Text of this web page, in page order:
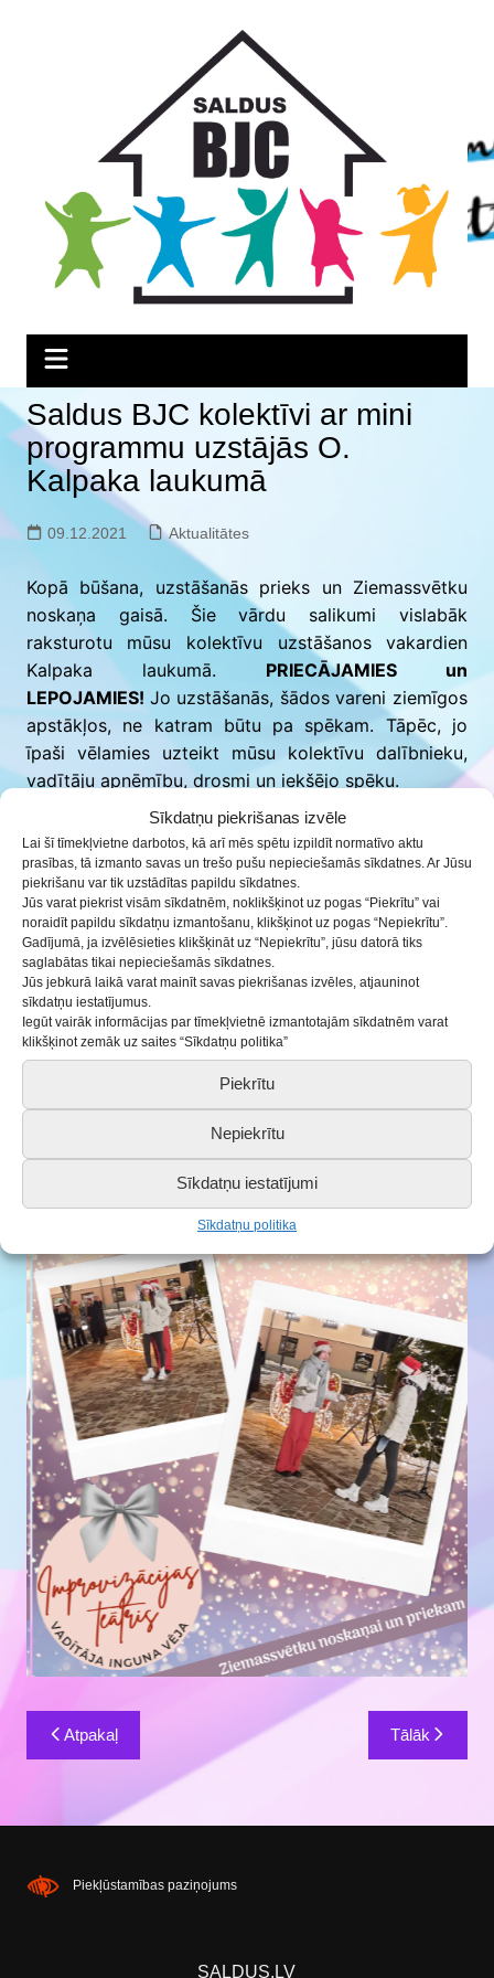
Sīkdatņu piekrišanas izvēle
Lai šī tīmekļvietne darbotos, kā arī mēs spētu izpildīt normatīvo aktu
prasības, tā izmanto savas un trešo pušu nepieciešamās sīkdatnes. Ar Jūsu
piekrišanu var tik uzstādītas papildu sīkdatnes.
Jūs varat piekrist visām sīkdatnēm, noklikšķinot uz pogas “Piekrītu” vai
noraidīt papildu sīkdatņu izmantošanu, klikšķinot uz pogas “Nepiekrītu”.
Gadījumā, ja izvēlēsieties klikšķināt uz “Nepiekrītu”, jūsu datorā tiks
saglabātas tikai nepieciešamās sīkdatnes.
Jūs jebkurā laikā varat mainīt savas piekrišanas izvēles, atjauninot
sīkdatņu iestatījumus.
Iegūt vairāk informācijas par tīmekļvietnē izmantotajām sīkdatnēm varat
klikšķinot zemāk uz saites “Sīkdatņu politika”
Piekrītu
Nepiekrītu
Sīkdatņu iestatījumi
Sīkdatņu politika
Saldus BJC kolektīvi ar mini
programmu uzstājās O.
Kalpaka laukumā
09.12.2021 Aktualitātes
Kopā būšana, uzstāšanās prieks un Ziemassvētku
noskaņa gaisā. Šie vārdu salikumi vislabāk
raksturotu mūsu kolektīvu uzstāšanos vakardien
Kalpaka laukumā. PRIECĀJAMIES un
LEPOJAMIES! Jo uzstāšanās, šādos vareni ziemīgos
apstākļos, ne katram būtu pa spēkam. Tāpēc, jo
īpaši vēlamies uzteikt mūsu kolektīvu dalībnieku,
vadītāju apņēmību, drosmi un iekšējo spēku.
Paldies visiem mūsu kolektīvu dalībniekiem un to
vadītājām:
mūsdienu deju grupaiKENDI
Kristīne Bērziņa);
skatuves studijai(vadītāja Edīte Grigaite);
improvizācijas teātrim
(vadītāja Inguna Vēja);
jauktajam korimAmeno(diriģente Diāna
Demitere).
Paldies par uzaicinājumu pasākuma organizatoram –
Ieskaties mūsu fotoattēlu kolāžās:
Ziņu
izvēlne
Atpakaļ Tālāk
Piekļūstamības paziņojums
SALDUS.LV